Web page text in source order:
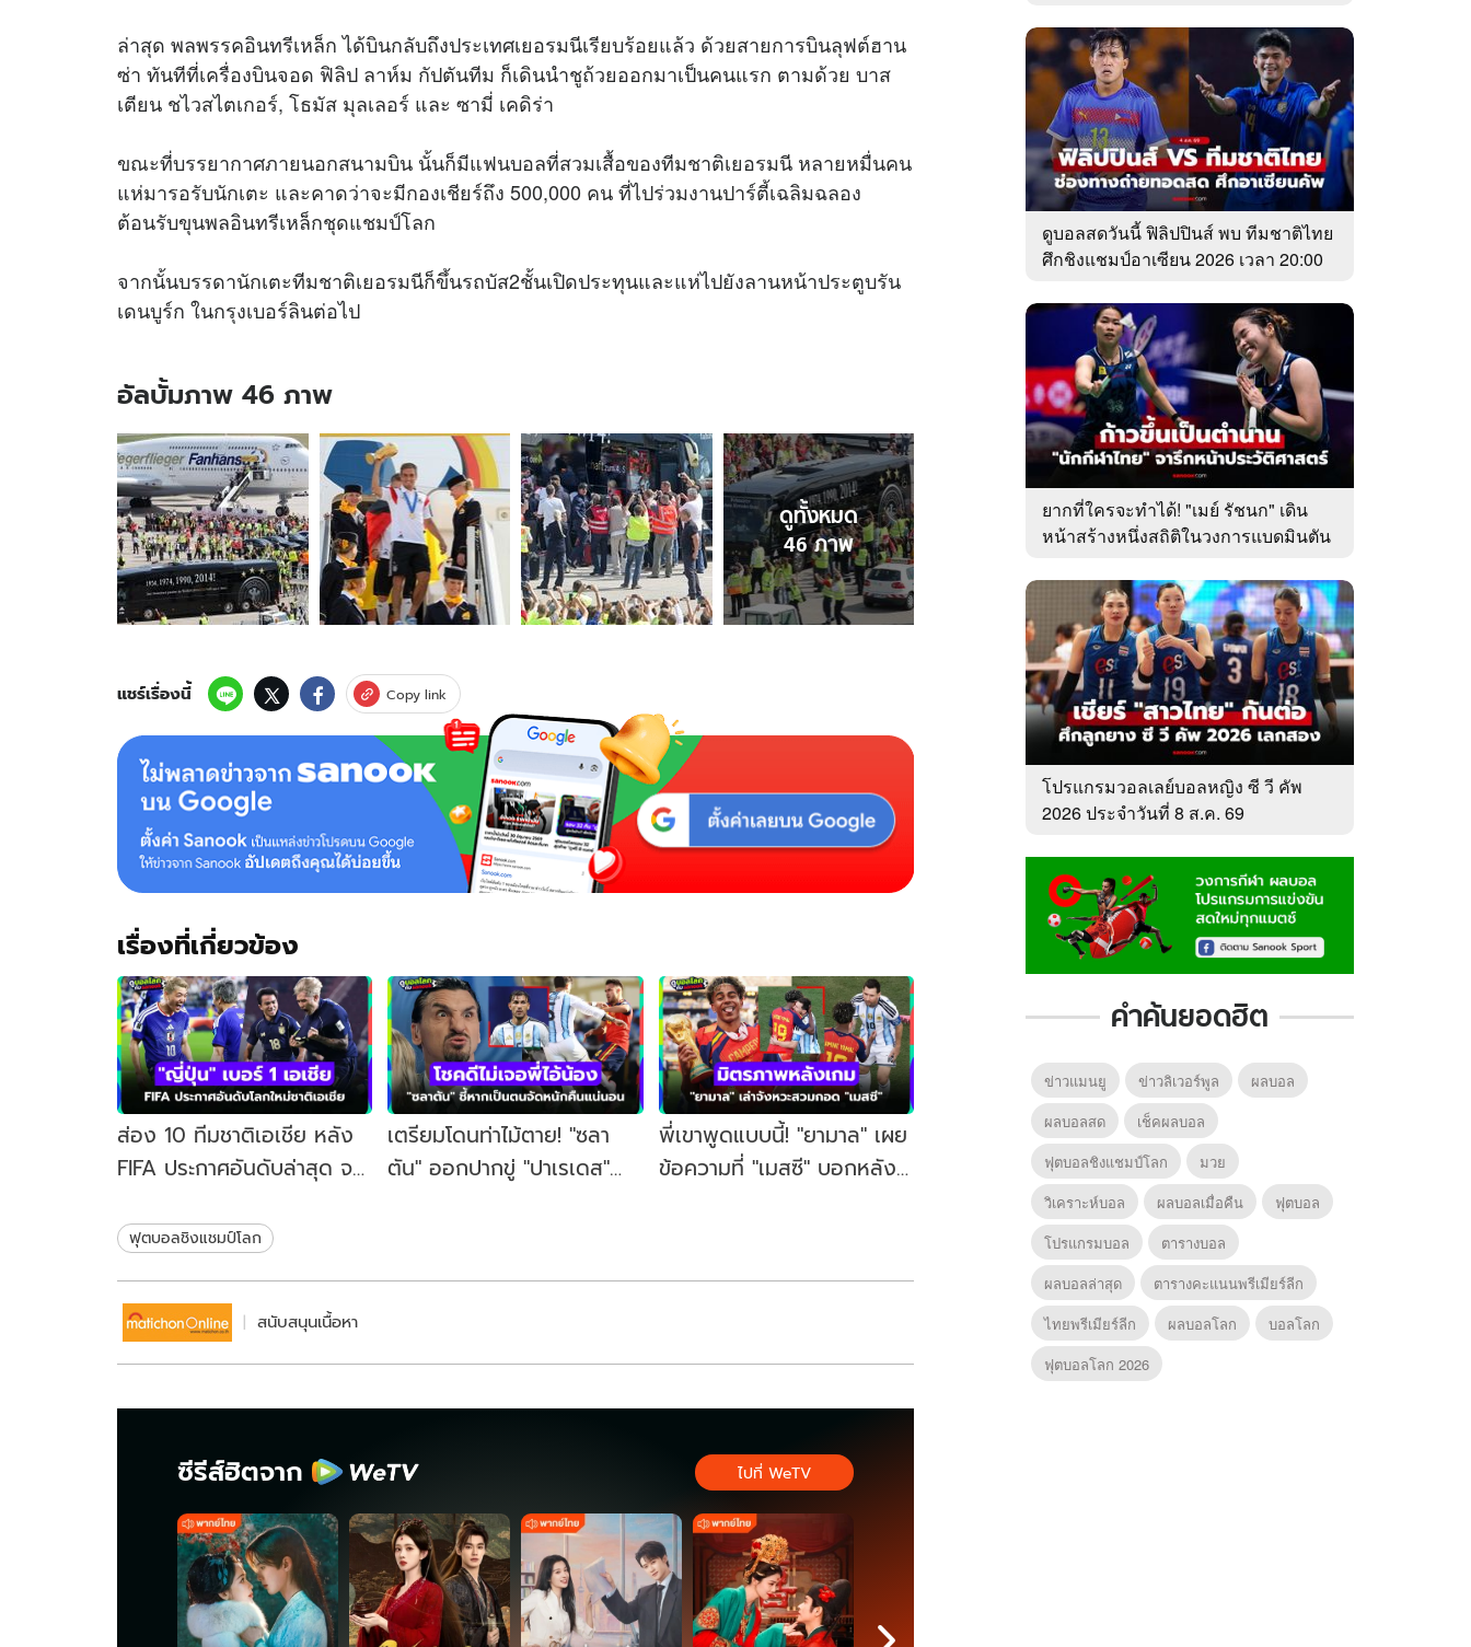
ล่าสุด พลพรรคอินทรีเหล็ก ได้บินกลับถึงประเทศเยอรมนีเรียบร้อยแล้ว ด้วยสายการบินลุฟต์ฮาน
ซ่า ทันทีที่เครื่องบินจอด ฟิลิป ลาห์ม กัปตันทีม ก็เดินนำชูถ้วยออกมาเป็นคนแรก ตามด้วย บาส
เตียน ชไวสไตเกอร์, โธมัส มุลเลอร์ และ ซามี่ เคดิร่า
ขณะที่บรรยากาศภายนอกสนามบิน นั้นก็มีแฟนบอลที่สวมเสื้อของทีมชาติเยอรมนี หลายหมื่นคน
แห่มารอรับนักเตะ และคาดว่าจะมีกองเชียร์ถึง 500,000 คน ที่ไปร่วมงานปาร์ตี้เฉลิมฉลอง
ต้อนรับขุนพลอินทรีเหล็กชุดแชมป์โลก
จากนั้นบรรดานักเตะทีมชาติเยอรมนีก็ขึ้นรถบัส2ชั้นเปิดประทุนและแห่ไปยังลานหน้าประตูบรัน
เดนบูร์ก ในกรุงเบอร์ลินต่อไป
อัลบั้มภาพ 46 ภาพ
อัลบั้ม
ภาพ
46
ภาพ
ของ
ชม
ภาพ
ชุด!
พลพรรค"อินทรี
โลก
บ้าน-
แฟนๆ
ต้อนรับ
เพียบ
ดูทั้งหมด
46ภาพ
แชร์เรื่องนี้ Copy link
เรื่องที่เกี่ยวข้อง
ส่อง 10 ทีมชาติเอเชีย หลัง
FIFA ประกาศอันดับล่าสุด จบ
เตรียมโดนท่าไม้ตาย! "ซลา
ตัน" ออกปากขู่ "ปาเรเดส"
พี่เขาพูดแบบนี้! "ยามาล" เผย
ข้อความที่ "เมสซี" บอกหลัง
ฟุตบอลชิงแชมป์โลก
สนับสนุนเนื้อหา
ซีรีส์ฮิตจาก ไปที่ WeTV
ดูบอลสดวันนี้ ฟิลิปปินส์ พบ ทีมชาติไทย
ศึกชิงแชมป์อาเซียน 2026 เวลา 20:00
ยากที่ใครจะทำได้! "เมย์ รัชนก" เดิน
หน้าสร้างหนึ่งสถิติในวงการแบดมินตัน
โปรแกรมวอลเลย์บอลหญิง ซี วี คัพ
2026 ประจำวันที่ 8 ส.ค. 69
คำค้นยอดฮิต
ข่าวแมนยู ข่าวลิเวอร์พูล
ผลบอล
ผลบอลสด
เช็คผลบอล
ฟุตบอลชิงแชมป์โลก
มวย
วิเคราะห์บอล
ผลบอลเมื่อคืน
ฟุตบอล
โปรแกรมบอล
ตารางบอล
ผลบอลล่าสุด
ตารางคะแนนพรีเมียร์ลีก
ไทยพรีเมียร์ลีก
ผลบอลโลก
บอลโลก
ฟุตบอลโลก 2026